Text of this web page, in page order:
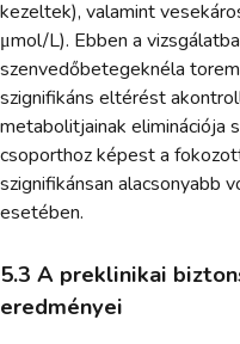
kezeltek), valamint
μmol/L). Ebben a
szenvedőbetegeknéla
szignifikáns eltérést
metabolitjainak eliminációja
csoporthoz képest a
szignifikánsan alacsonyabb
esetében.
5.3 A preklinikai
eredményei